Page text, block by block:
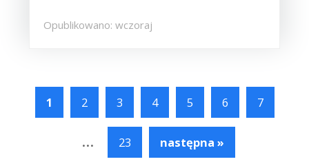
Opublikowano: wczoraj
1 2 3 4 5 6 7
... 23 następna »